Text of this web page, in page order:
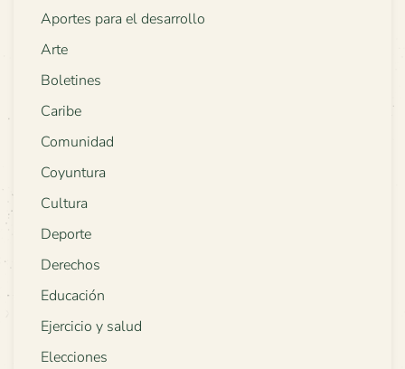
Aportes para el desarrollo
Arte
Boletines
Caribe
Comunidad
Coyuntura
Cultura
Deporte
Derechos
Educación
Ejercicio y salud
Elecciones